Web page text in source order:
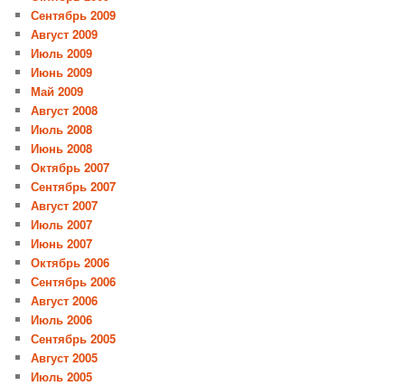
Сентябрь 2009
Август 2009
Июль 2009
Июнь 2009
Май 2009
Август 2008
Июль 2008
Июнь 2008
Октябрь 2007
Сентябрь 2007
Август 2007
Июль 2007
Июнь 2007
Октябрь 2006
Сентябрь 2006
Август 2006
Июль 2006
Сентябрь 2005
Август 2005
Июль 2005